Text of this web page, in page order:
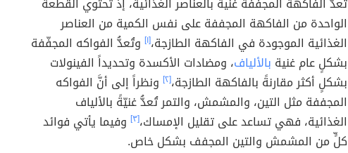
الواحدة من الفاكهة المجففة على نفس الكمية من العناصر
الغذائية الموجودة في الفاكهة الطازجة،[١] وتُعدُّ الفواكه المجفّفة
بشكلٍ عام غنية بالألياف، ومضادات الأكسدة وتحديداً الفينولات
بشكلٍ أكثر مقارنةً بالفاكهة الطازجة،[٢]
ونظراً إلى أنَّ الفواكه
المجففة مثل التين، والمشمش، والتمر تُعدُّ غنيّةً بالألياف
الغذائية، فهي تساعد على تقليل الإمساك،[٣]
وفيما يأتي فوائد
كلٍّ من المشمش والتين المجفف بشكل خاص.